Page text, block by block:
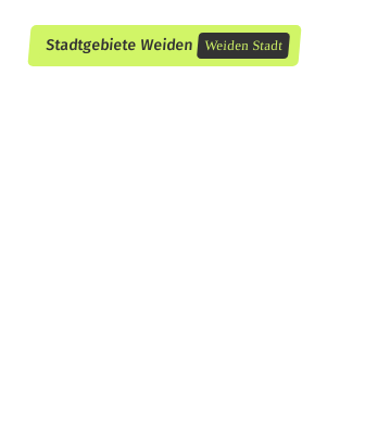
r
g
Stadtgebiete Weiden Weiden Stadt